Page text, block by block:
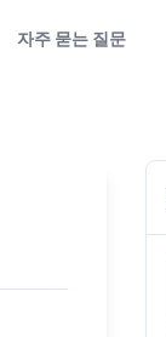
자주 묻는 질문